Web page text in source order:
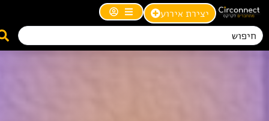
יצירת אירוע